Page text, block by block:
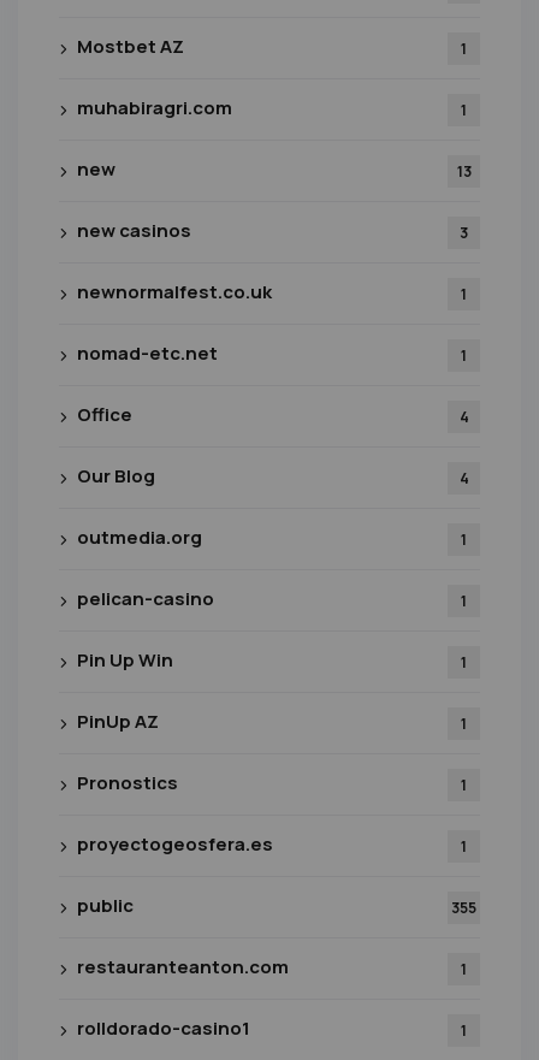
Mostbet AZ 1
muhabiragri.com 1
new 13
new casinos 3
newnormalfest.co.uk 1
nomad-etc.net 1
Office 4
Our Blog 4
outmedia.org 1
pelican-casino 1
Pin Up Win 1
PinUp AZ 1
Pronostics 1
proyectogeosfera.es 1
public 355
restauranteanton.com 1
rolldorado-casino1 1